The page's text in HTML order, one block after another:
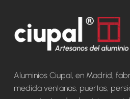
Aluminios Ciupal, en Madrid,
medida ventanas, puertas,